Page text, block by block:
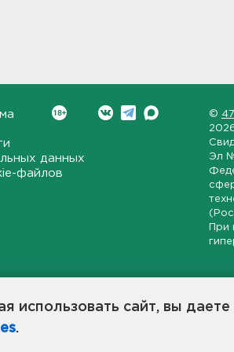
использовать сайт, вы
.
данных
файлов
©
2026
Эл
При
области, экономической и
станет популярной и
в 47-м регионе России.